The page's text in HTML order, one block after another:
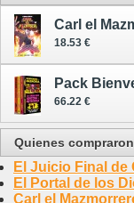
18.53 €
Pack
66.22 €
Quienes
El Juicio Final de
El Portal de los
Carl el